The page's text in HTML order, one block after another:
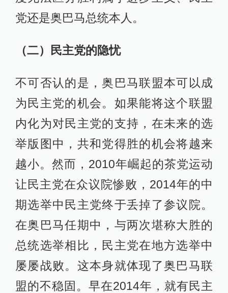
党还是奥巴马总统本人。
（二）民主党的隐忧
不可否认的是，奥巴马联盟本可以成
为民主党的机会。如果能将这个联盟
内化为对民主党的支持，在未来的选
举版图中，共和党得胜的机会将越来
越小。然而，2010年崛起的茶党运动
让民主党在众议院惨败，2014年的中
期选举中民主党终于丢掉了参议院。
在奥巴马任期中，与两次堪称大胜的
总统选举相比，民主党在地方选举中
屡屡战败。这本身就体现了奥巴马联
盟的不稳固。早在2014年，就有民主